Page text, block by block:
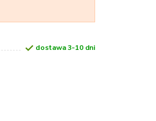
dostawa 3-10 dni